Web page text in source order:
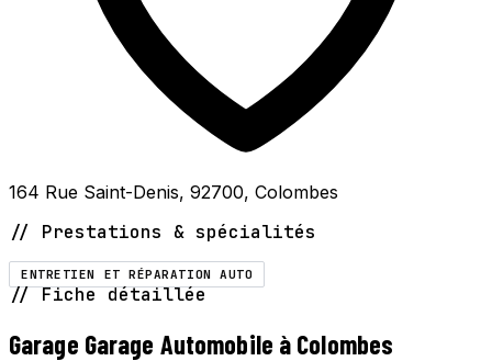
164 Rue Saint-Denis, 92700, Colombes
// Prestations & spécialités
ENTRETIEN ET RÉPARATION AUTO
// Fiche détaillée
Garage Garage Automobile à Colombes